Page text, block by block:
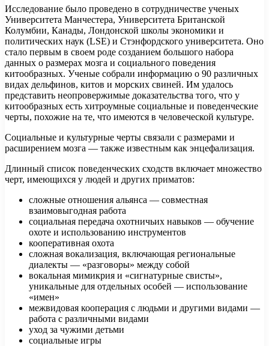
Исследование было проведено в сотрудничестве ученых
Университета Манчестера, Университета Британской
Колумбии, Канады, Лондонской школы экономики и
политических наук (LSE) и Стэнфордского университета. Оно
стало первым в своем роде созданием большого набора
данных о размерах мозга и социального поведения
китообразных. Ученые собрали информацию о 90 различных
видах дельфинов, китов и морских свиней. Им удалось
представить неопровержимые доказательства того, что у
китообразных есть хитроумные социальные и поведенческие
черты, похожие на те, что имеются в человеческой культуре.
Социальные и культурные черты связали с размерами и
расширением мозга — также известным как энцефализация.
Длинный список поведенческих сходств включает множество
черт, имеющихся у людей и других приматов:
сложные отношения альянса — совместная
взаимовыгодная работа
социальная передача охотничьих навыков — обучение
охоте и использованию инструментов
кооперативная охота
сложная вокализация, включающая региональные
диалекты — «разговоры» между собой
вокальная мимикрия и «сигнатурные свисты»,
уникальные для отдельных особей — использование
«имен»
межвидовая кооперация с людьми и другими видами —
работа с различными видами
уход за чужими детьми
социальные игры